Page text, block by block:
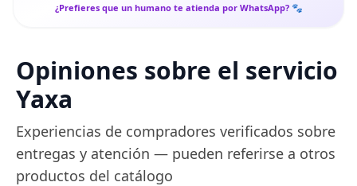
¿Prefieres que un humano te atienda por WhatsApp? 🐾
Opiniones sobre el servicio
Yaxa
Experiencias de compradores verificados sobre
entregas y atención — pueden referirse a otros
productos del catálogo